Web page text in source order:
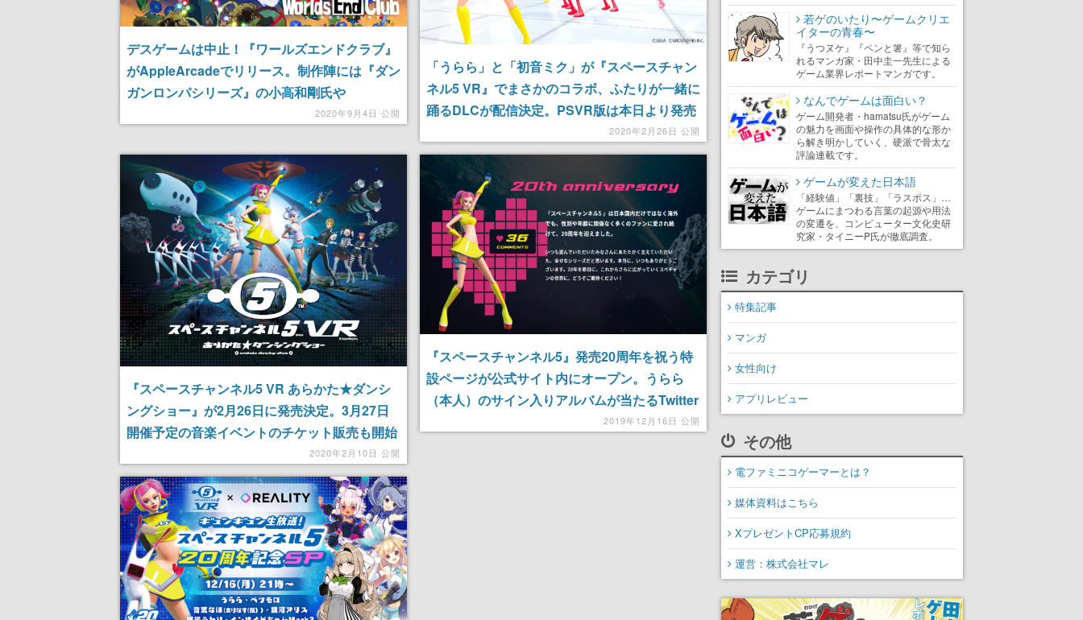
デスゲームは中止！『ワールズエンドクラブ』
がAppleArcadeでリリース。制作陣には『ダン
ガンロンパシリーズ』の⼩⾼和剛氏や
『Ever17』の打越鋼太郎氏の名前が2020年9月4日 公開
「うらら」と「初音ミク」が『スペースチャン
ネル5 VR』でまさかのコラボ、ふたりが一緒に
踊るDLCが配信決定。PSVR版は本日より発売
2020年2月26日 公開
『スペースチャンネル5 VR あらかた★ダンシ
ングショー』が2月26日に発売決定。3月27日
開催予定の音楽イベントのチケット販売も開始
2020年2月10日 公開
『スペースチャンネル5』発売20周年を祝う特
設ページが公式サイト内にオープン。うらら
（本人）のサイン入りアルバムが当たるTwitter
2019年12月16日 公開
若ゲのいたり〜ゲームクリエ
イターの青春〜
『うつヌケ』『ペンと箸』等で知ら
れるマンガ家・田中圭一先生による
ゲーム業界レポートマンガです。
なんでゲームは面白い？
ゲーム開発者・hamatsu氏がゲーム
の魅力を画面や操作の具体的な形か
ら解き明かしていく、硬派で骨太な
評論連載です。
ゲームが変えた日本語
「経験値」「裏技」「ラスボス」…
ゲームにまつわる言葉の起源や用法
の変遷を、コンピューター文化史研
究家・タイニーP氏が徹底調査。
カテゴリ
特集記事
マンガ
女性向け
アプリレビュー
その他
電ファミニコゲーマーとは？
媒体資料はこちら
XプレゼントCP応募規約
運営：株式会社マレ